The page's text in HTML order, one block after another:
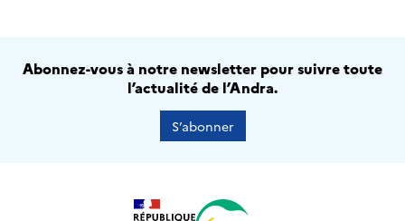
Abonnez-vous à notre newsletter pour suivre toute
l’actualité de l’Andra.
S’abonner